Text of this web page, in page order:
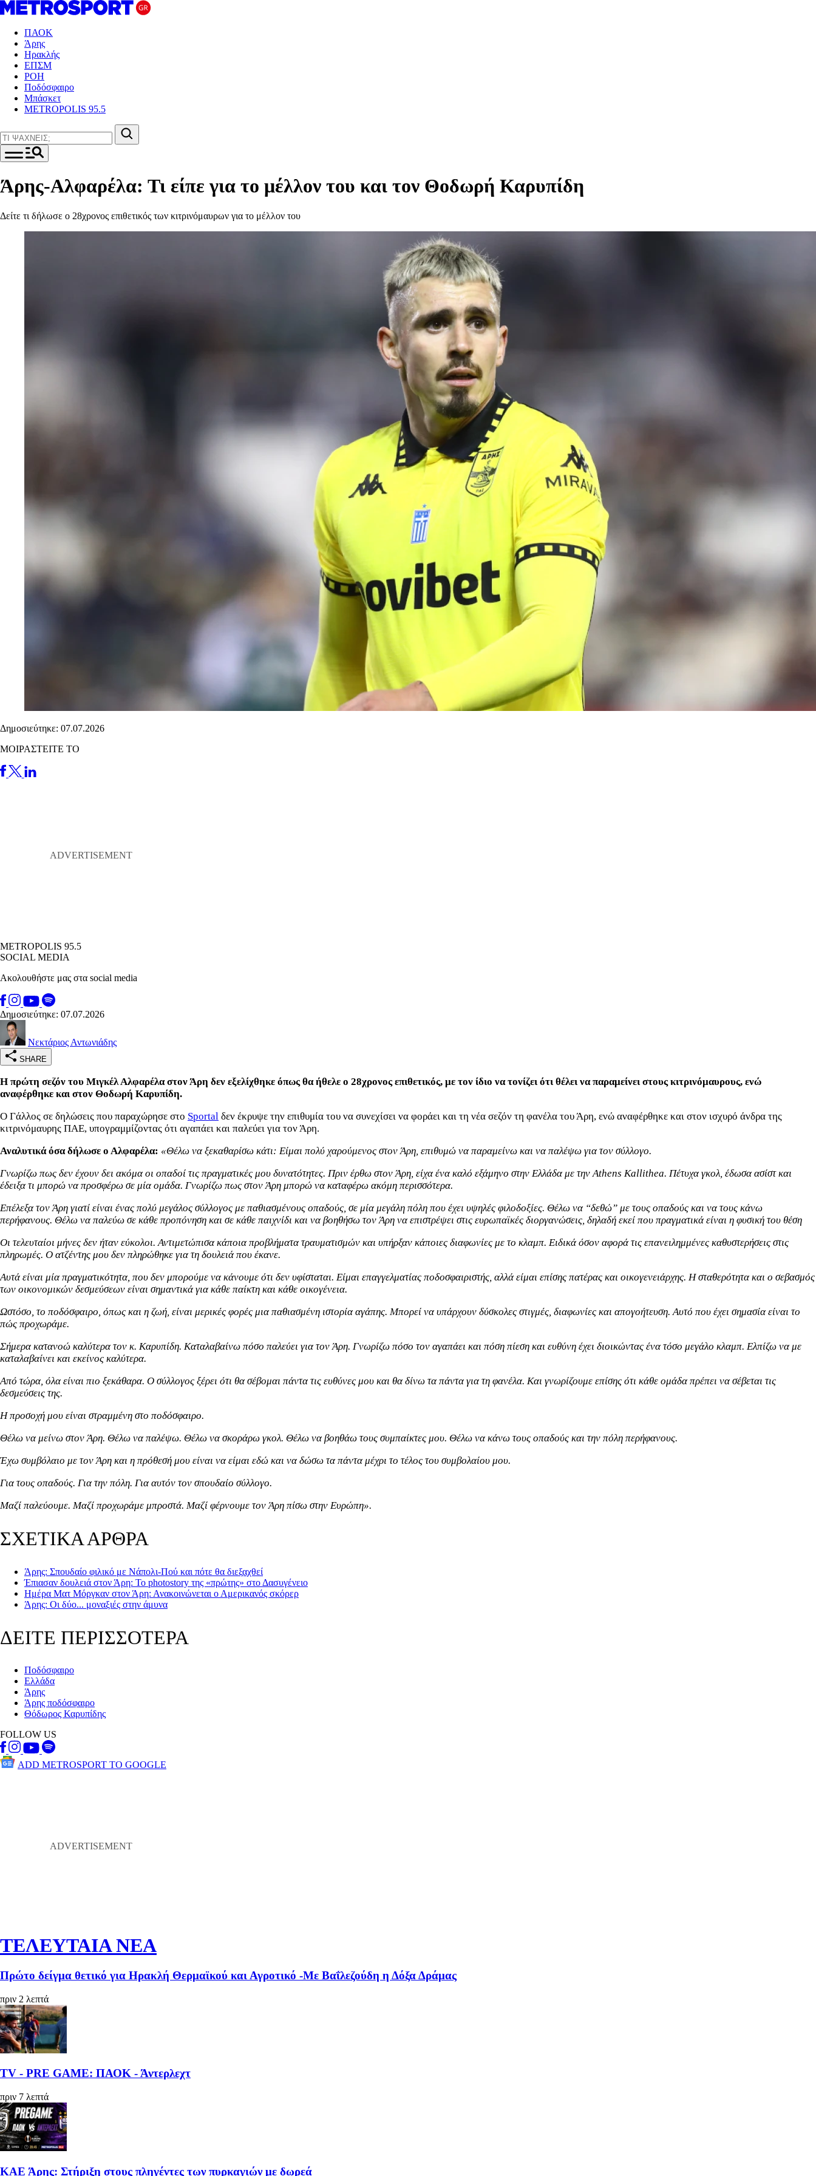
ΠΑΟΚ
Άρης
Ηρακλής
ΕΠΣΜ
ΡΟΗ
Ποδόσφαιρο
Μπάσκετ
METROPOLIS 95.5
Άρης-Αλφαρέλα: Τι είπε για το μέλλον του και τον Θοδωρή Καρυπίδη
Δείτε τι δήλωσε ο 28χρονος επιθετικός των κιτρινόμαυρων για το μέλλον του
Δημοσιεύτηκε: 07.07.2026
ΜΟΙΡΑΣΤΕΙΤΕ ΤΟ
METROPOLIS 95.5
SOCIAL MEDIA
Ακολουθήστε μας στα social media
Δημοσιεύτηκε: 07.07.2026
Νεκτάριος Αντωνιάδης
SHARE
Η πρώτη σεζόν του Μιγκέλ Αλφαρέλα στον Άρη δεν εξελίχθηκε όπως θα ήθελε ο 28χρονος επιθετικός, με τον ίδιο να τονίζει ότι θέλει να παραμείνει στους κιτρινόμαυρους, ενώ
αναφέρθηκε και στον Θοδωρή Καρυπίδη.
Ο Γάλλος σε δηλώσεις που παραχώρησε στο Sportal δεν έκρυψε την επιθυμία του να συνεχίσει να φοράει και τη νέα σεζόν τη φανέλα του Άρη, ενώ αναφέρθηκε και στον ισχυρό άνδρα της
κιτρινόμαυρης ΠΑΕ, υπογραμμίζοντας ότι αγαπάει και παλεύει για τον Άρη.
Αναλυτικά όσα δήλωσε ο Αλφαρέλα: «Θέλω να ξεκαθαρίσω κάτι: Είμαι πολύ χαρούμενος στον Άρη, επιθυμώ να παραμείνω και να παλέψω για τον σύλλογο.
Γνωρίζω πως δεν έχουν δει ακόμα οι οπαδοί τις πραγματικές μου δυνατότητες. Πριν έρθω στον Άρη, είχα ένα καλό εξάμηνο στην Ελλάδα με την Athens Kallithea. Πέτυχα γκολ, έδωσα ασίστ και
έδειξα τι μπορώ να προσφέρω σε μία ομάδα. Γνωρίζω πως στον Άρη μπορώ να καταφέρω ακόμη περισσότερα.
Επέλεξα τον Άρη γιατί είναι ένας πολύ μεγάλος σύλλογος με παθιασμένους οπαδούς, σε μία μεγάλη πόλη που έχει υψηλές φιλοδοξίες. Θέλω να “δεθώ” με τους οπαδούς και να τους κάνω
περήφανους. Θέλω να παλεύω σε κάθε προπόνηση και σε κάθε παιχνίδι και να βοηθήσω τον Άρη να επιστρέψει στις ευρωπαϊκές διοργανώσεις, δηλαδή εκεί που πραγματικά είναι η φυσική του θέση
Οι τελευταίοι μήνες δεν ήταν εύκολοι. Αντιμετώπισα κάποια προβλήματα τραυματισμών και υπήρξαν κάποιες διαφωνίες με το κλαμπ. Ειδικά όσον αφορά τις επανειλημμένες καθυστερήσεις στις
πληρωμές. Ο ατζέντης μου δεν πληρώθηκε για τη δουλειά που έκανε.
Αυτά είναι μία πραγματικότητα, που δεν μπορούμε να κάνουμε ότι δεν υφίσταται. Είμαι επαγγελματίας ποδοσφαιριστής, αλλά είμαι επίσης πατέρας και οικογενειάρχης. Η σταθερότητα και ο σεβασμός
των οικονομικών δεσμεύσεων είναι σημαντικά για κάθε παίκτη και κάθε οικογένεια.
Ωστόσο, το ποδόσφαιρο, όπως και η ζωή, είναι μερικές φορές μια παθιασμένη ιστορία αγάπης. Μπορεί να υπάρχουν δύσκολες στιγμές, διαφωνίες και απογοήτευση. Αυτό που έχει σημασία είναι το
πώς προχωράμε.
Σήμερα κατανοώ καλύτερα τον κ. Καρυπίδη. Καταλαβαίνω πόσο παλεύει για τον Άρη. Γνωρίζω πόσο τον αγαπάει και πόση πίεση και ευθύνη έχει διοικώντας ένα τόσο μεγάλο κλαμπ. Ελπίζω να με
καταλαβαίνει και εκείνος καλύτερα.
Από τώρα, όλα είναι πιο ξεκάθαρα. Ο σύλλογος ξέρει ότι θα σέβομαι πάντα τις ευθύνες μου και θα δίνω τα πάντα για τη φανέλα. Και γνωρίζουμε επίσης ότι κάθε ομάδα πρέπει να σέβεται τις
δεσμεύσεις της.
Η προσοχή μου είναι στραμμένη στο ποδόσφαιρο.
Θέλω να μείνω στον Άρη. Θέλω να παλέψω. Θέλω να σκοράρω γκολ. Θέλω να βοηθάω τους συμπαίκτες μου. Θέλω να κάνω τους οπαδούς και την πόλη περήφανους.
Έχω συμβόλαιο με τον Άρη και η πρόθεσή μου είναι να είμαι εδώ και να δώσω τα πάντα μέχρι το τέλος του συμβολαίου μου.
Για τους οπαδούς. Για την πόλη. Για αυτόν τον σπουδαίο σύλλογο.
Μαζί παλεύουμε. Μαζί προχωράμε μπροστά. Μαζί φέρνουμε τον Άρη πίσω στην Ευρώπη».
ΣΧΕΤΙΚΑ ΑΡΘΡΑ
Άρης: Σπουδαίο φιλικό με Νάπολι-Πού και πότε θα διεξαχθεί
Έπιασαν δουλειά στον Άρη: Το photostory της «πρώτης» στο Δασυγένειο
Ημέρα Ματ Μόργκαν στον Άρη: Ανακοινώνεται ο Αμερικανός σκόρερ
Άρης: Οι δύο... μοναξιές στην άμυνα
ΔΕΙΤΕ ΠΕΡΙΣΣΟΤΕΡΑ
Ποδόσφαιρο
Ελλάδα
Άρης
Άρης ποδόσφαιρο
Θόδωρος Καρυπίδης
FOLLOW US
ADD METROSPORT TO GOOGLE
ΤΕΛΕΥΤΑΙΑ ΝΕΑ
Πρώτο δείγμα θετικό για Ηρακλή Θερμαϊκού και Αγροτικό -Με Βαΐλεζούδη η Δόξα Δράμας
πριν 2 λεπτά
TV - PRE GAME: ΠΑΟΚ - Άντερλεχτ
πριν 7 λεπτά
ΚΑΕ Άρης: Στήριξη στους πληγέντες των πυρκαγιών με δωρεά